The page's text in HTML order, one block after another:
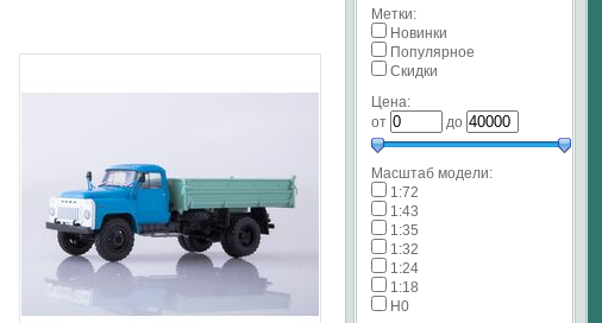
Метки:
Новинки
Популярное
Скидки
Цена:
от
до
Масштаб модели:
1:72
1:43
1:35
1:32
1:24
1:18
H0